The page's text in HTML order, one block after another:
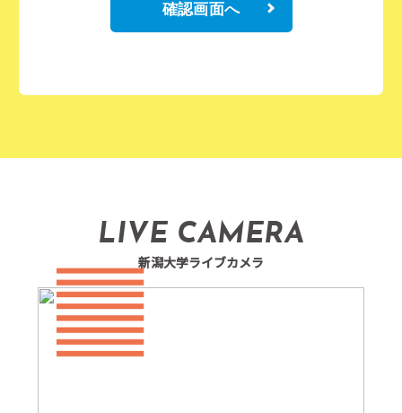
確認画面へ
LIVE CAMERA
新潟大学ライブカメラ